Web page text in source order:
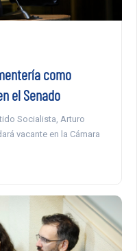
como
el Senado
Socialista, Arturo
vacante en la Cámara